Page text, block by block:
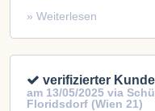
» Weiterlesen
verifizierter Kunde
am 13/05/2025 via
Floridsdorf (Wien 21)